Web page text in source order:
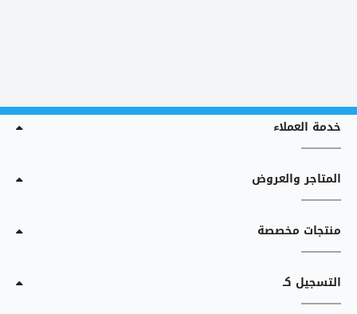
خدمة العملاء
المتاجر والعروض
منتجات مخصصة
التسجيل كـ